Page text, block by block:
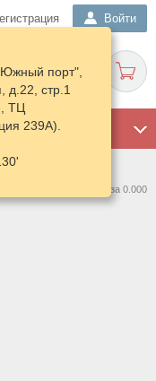
Войти
порт",
д.22, стр.1
ТЦ
239А).
предложений: 0 за 0.000